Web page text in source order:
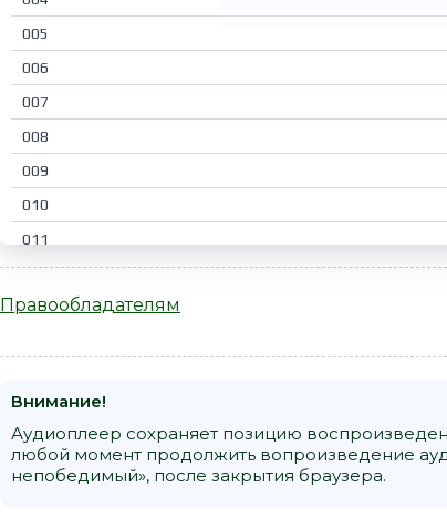
005
006
007
008
009
010
011
012
013
016
017
018
Правообладателям
Внимание!
Аудиоплеер сохраняет позицию
любой момент продолжить вопроизведение
непобедимый», после закрытия браузера.